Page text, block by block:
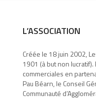
L’ASSOCIATION
Créée le 18 juin 2002,
1901 (à but non
commerciales en
Pau Béarn, le Conseil
Communauté